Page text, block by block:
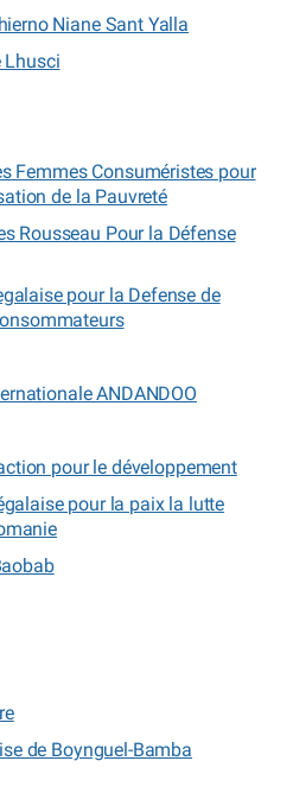
Niane Sant Yalla
Lhusci
Femmes Consuméristes pour
de la Pauvreté
Rousseau Pour la Défense
pour la Defense de
ANDANDOO
pour le développement
pour la paix la lutte
de Boynguel-Bamba